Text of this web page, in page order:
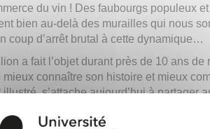
du vin ! Des faubourgs populeux
bien au-delà des murailles qui nous
coup d’arrêt brutal à cette dynamique…
a fait l’objet durant près de 10 ans
mieux connaître son histoire et mieux
s’attache aujourd’hui à partager